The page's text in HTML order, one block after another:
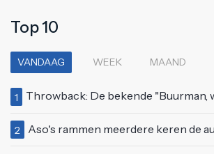
Top 10
VANDAAG WEEK MAAND
1 Throwback: De bekende "Buurman, wat doet u nu?"-scène
2 Aso's rammen meerdere keren de auto van de buren, maar